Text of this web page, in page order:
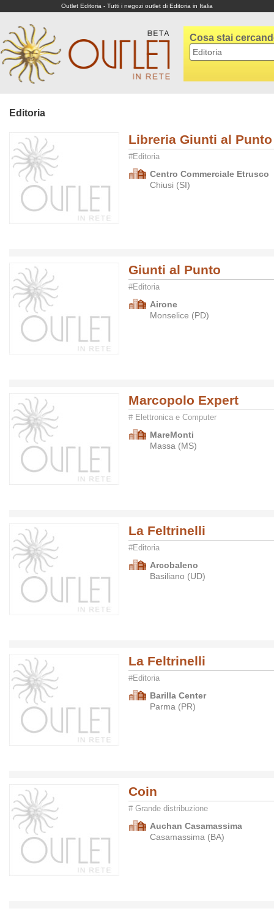
Outlet Editoria - Tutti i negozi outlet di Editoria in Italia
Cosa stai
Editoria
Libreria Giunti al Punto
#Editoria
Centro Commerciale Etrusco
Chiusi (SI)
Giunti al Punto
#Editoria
Airone
Monselice (PD)
Marcopolo Expert
# Elettronica e Computer
MareMonti
Massa (MS)
La Feltrinelli
#Editoria
Arcobaleno
Basiliano (UD)
La Feltrinelli
#Editoria
Barilla Center
Parma (PR)
Coin
# Grande distribuzione
Auchan Casamassima
Casamassima (BA)